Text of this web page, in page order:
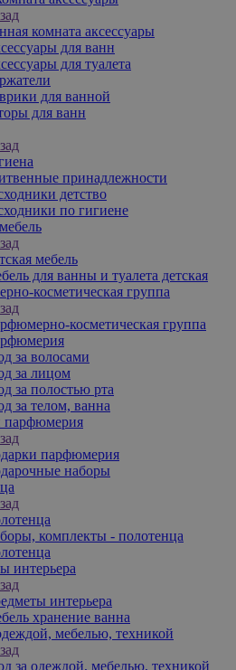
комната аксессуары
для ванн
для туалета
для ванной
для ванн
принадлежности
детство
по гигиене
мебель
для ванны и туалета детская
косметическая группа
косметическая группа
за волосами
за лицом
за полостью рта
за телом, ванна
парфюмерия
парфюмерия
наборы
комплекты - полотенца
интерьера
интерьера
хранение ванна
мебелью, техникой
за одеждой, мебелью, техникой